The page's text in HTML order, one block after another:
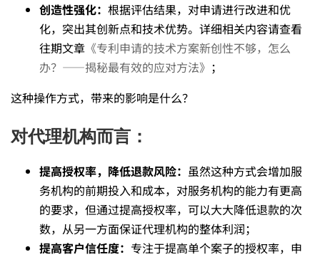
创造性强化： 根据评估结果，对申请进行改进和优
化，突出其创新点和技术优势。详细相关内容请查看
往期文章 《专利申请的技术方案新创性不够，怎么
办？——揭秘最有效的应对方法》 ；
这种操作方式，带来的影响是什么？
对代理机构而言：
提高授权率，降低退款风险： 虽然这种方式会增加服
务机构的前期投入和成本，对服务机构的能力有更高
的要求，但通过提高授权率，可以大大降低退款的次
数，从另一方面保证代理机构的整体利润；
提高客户信任度： 专注于提高单个案子的授权率，申